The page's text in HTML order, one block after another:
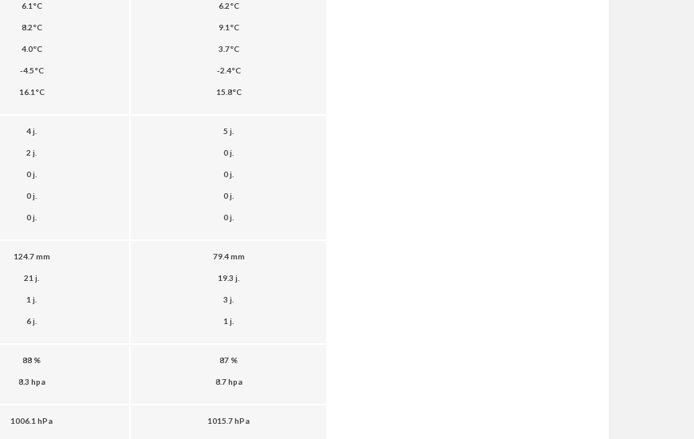
6.1°C
8.2°C
4.0°C
-4.5°C
16.1°C
6.2°C
9.1°C
3.7°C
-2.4°C
15.8°C
4 j.
2 j.
0 j.
0 j.
0 j.
5 j.
0 j.
0 j.
0 j.
0 j.
124.7 mm
21 j.
1 j.
6 j.
79.4 mm
19.3 j.
3 j.
1 j.
88 %
8.3 hpa
87 %
8.7 hpa
1006.1 hPa 1015.7 hPa